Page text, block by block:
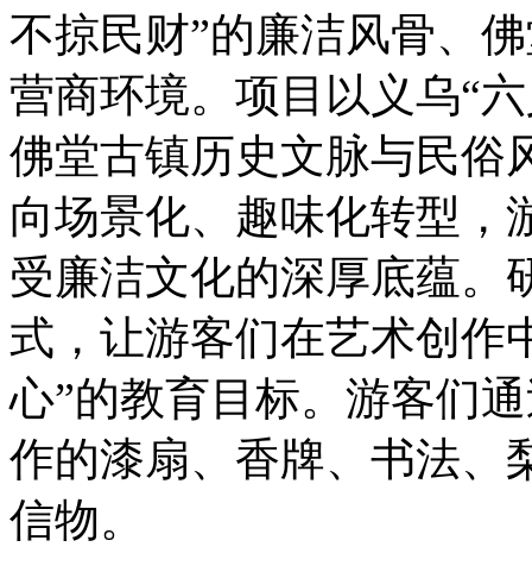
不掠民财”的廉洁风骨、
营商环境。项目以义乌“
佛堂古镇历史文脉与民俗
向场景化、趣味化转型，
受廉洁文化的深厚底蕴。
式，让游客们在艺术创作
心”的教育目标。游客们
作的漆扇、香牌、书法、
信物。